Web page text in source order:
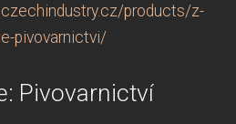
products/z-
pivovarnictvi/
Pivovarnictví